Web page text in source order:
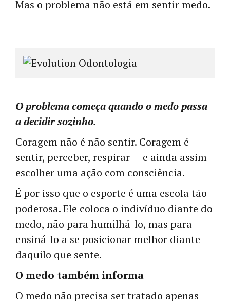
Mas o problema não está em sentir medo.
O problema começa quando o medo passa
a decidir sozinho.
Coragem não é não sentir. Coragem é
sentir, perceber, respirar — e ainda assim
escolher uma ação com consciência.
É por isso que o esporte é uma escola tão
poderosa. Ele coloca o indivíduo diante do
medo, não para humilhá-lo, mas para
ensiná-lo a se posicionar melhor diante
daquilo que sente.
O medo também informa
O medo não precisa ser tratado apenas